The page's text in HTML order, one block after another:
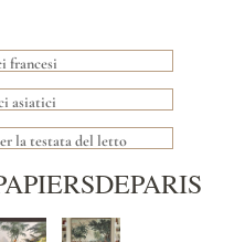
francesi
asiatici
la testata del letto